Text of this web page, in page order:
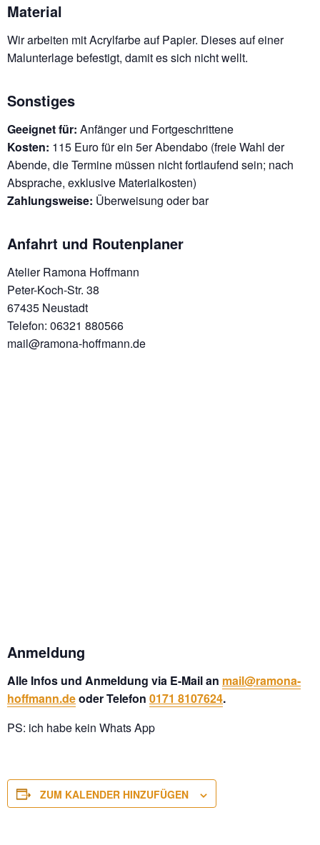
Material
Wir arbeiten mit Acrylfarbe auf Papier. Dieses auf einer
Malunterlage befestigt, damit es sich nicht wellt.
Sonstiges
Geeignet für: Anfänger und Fortgeschrittene
Kosten: 115 Euro für ein 5er Abendabo (freie Wahl der
Abende, die Termine müssen nicht fortlaufend sein; nach
Absprache, exklusive Materialkosten)
Zahlungsweise: Überweisung oder bar
Anfahrt und Routenplaner
Atelier Ramona Hoffmann
Peter-Koch-Str. 38
67435 Neustadt
Telefon: 06321 880566
mail@ramona-hoffmann.de
Anmeldung
Alle Infos und Anmeldung via E-Mail an mail@ramona-
hoffmann.deoder Telefon 0171 8107624.
PS: ich habe kein Whats App
ZUM KALENDER HINZUFÜGEN